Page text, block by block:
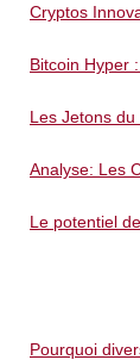
Cryptos
Bitcoin Hyper :
Les Jetons du
Analyse: Les
Le potentiel
Pourquoi